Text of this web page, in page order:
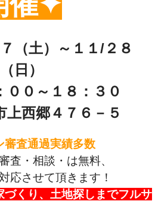
（土）～１１/２８
（日）
００～１８：３０
上西郷４７６－５
審査通過実績多数
査・相談・は無料、
応させて頂きます！
くり、土地探しまでフルサ